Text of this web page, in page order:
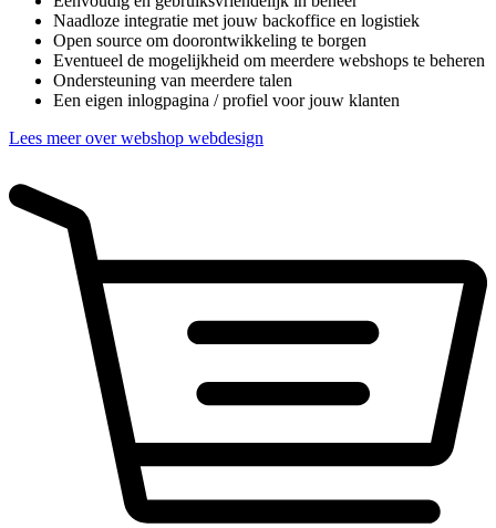
Naadloze integratie met jouw backoffice en logistiek
Open source om doorontwikkeling te borgen
Eventueel de mogelijkheid om meerdere webshops te beheren
Ondersteuning van meerdere talen
Een eigen inlogpagina / profiel voor jouw klanten
Lees meer over webshop webdesign